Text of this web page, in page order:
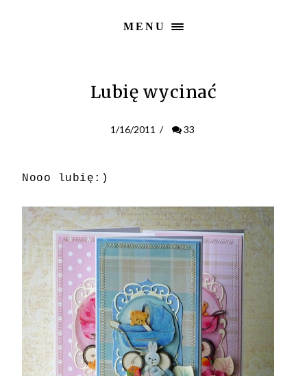
MENU
Lubię wycinać
1/16/2011 / 33
Nooo lubię:)